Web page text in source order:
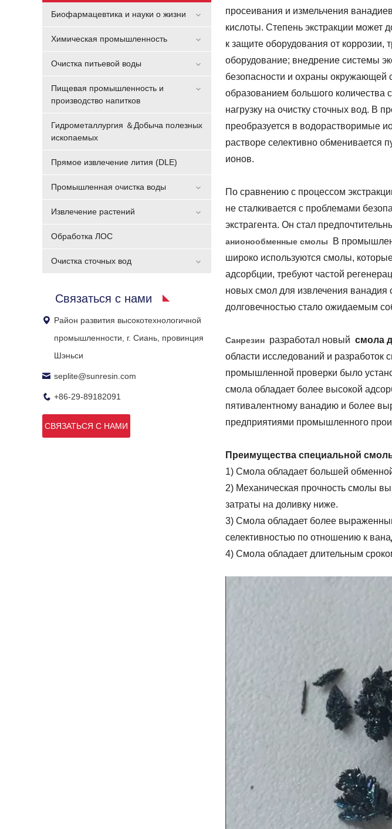
просеивания и измельчения
кислоты. Степень экстракции может
к защите оборудования от
оборудование; внедрение системы
безопасности и охраны окружающей
образованием большого количества
нагрузку на очистку сточных вод. В
преобразуется в водорастворимые
растворе селективно
ионов.
По сравнению с процессом
не сталкивается с проблемами
экстрагента. Он стал
анионообменные смолы
В
широко используются смолы,
адсорбции, требуют частой
новых смол для извлечения
долговечностью стало ожидаемым
Санрезин разработал новый смола
области исследований и разработок
промышленной проверки было
смола обладает более высокой
пятивалентному ванадию и более
предприятиями промышленного
Преимущества специальной
1) Смола обладает большей
2) Механическая прочность смолы
затраты на доливку ниже.
3) Смола обладает более
селективностью по отношению к
4) Смола обладает длительным
Биофармацевтика и науки о жизни
Химическая промышленность
Очистка питьевой воды
Пищевая промышленность и
производство напитков
Гидрометаллургия ＆Добыча полезных
ископаемых
Прямое извлечение лития (DLE)
Промышленная очистка воды
Извлечение растений
Обработка ЛОС
Очистка сточных вод
Связаться с нами
Район развития высокотехнологичной
промышленности, г. Сиань, провинция
Шэньси
seplite@sunresin.com
+86-29-89182091
СВЯЗАТЬСЯ С НАМИ